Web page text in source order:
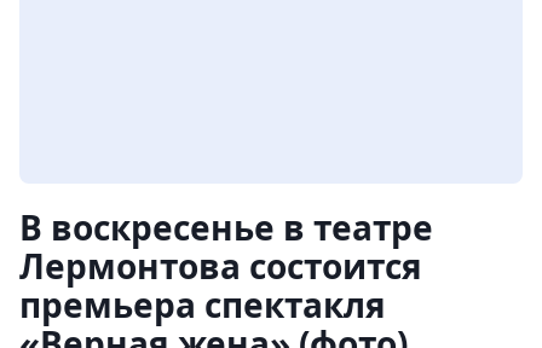
В воскресенье в театре
Лермонтова состоится
премьера спектакля